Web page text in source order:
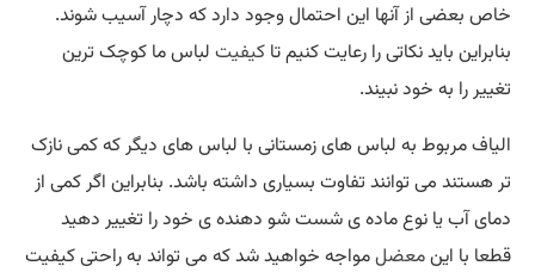
خاص بعضی از آنها این احتمال وجود دارد که دچار آسیب شوند.
بنابراین باید نکاتی را رعایت کنیم تا کیفیت لباس ما کوچک ترین
تغییر را به خود نبیند.
الیاف مربوط به لباس های زمستانی با لباس های دیگر که کمی نازک
تر هستند می توانند تفاوت بسیاری داشته باشد. بنابراین اگر کمی از
دمای آب یا نوع ماده ی شست شو دهنده ی خود را تغییر دهید
قطعا با اینمعضلمواجه خواهید شد که می تواند به راحتی کیفیت